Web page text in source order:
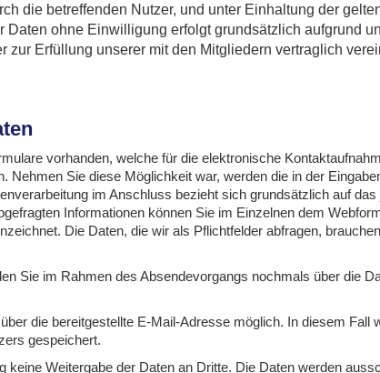
die betreffenden Nutzer, und unter Einhaltung der
Daten ohne Einwilligung erfolgt grundsätzlich aufgrund
zur Erfüllung unserer mit den Mitgliedern vertraglich
vorhanden, welche für die elektronische
Nehmen Sie diese Möglichkeit war, werden die in der
im Anschluss bezieht sich grundsätzlich auf
Informationen können Sie im Einzelnen dem
Die Daten, die wir als Pflichtfelder abfragen,
Sie im Rahmen des Absendevorgangs nochmals über die
die bereitgestellte E-Mail-Adresse möglich. In diesem Fall
gespeichert.
keine Weitergabe der Daten an Dritte. Die Daten werden